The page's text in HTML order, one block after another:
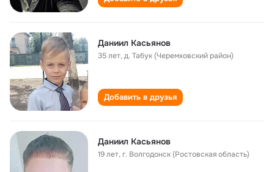
Даниил Касьянов
35 лет,д. Табук (Черемховский район)
Добавить в друзья
Даниил Касьянов
19 лет,г. Волгодонск (Ростовская область)